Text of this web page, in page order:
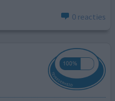
0 reacties